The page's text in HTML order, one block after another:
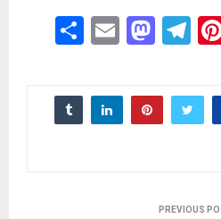
Pi
er
es
T
e
gr
M
st
o
E
ail
ar
e
PREVIOUS